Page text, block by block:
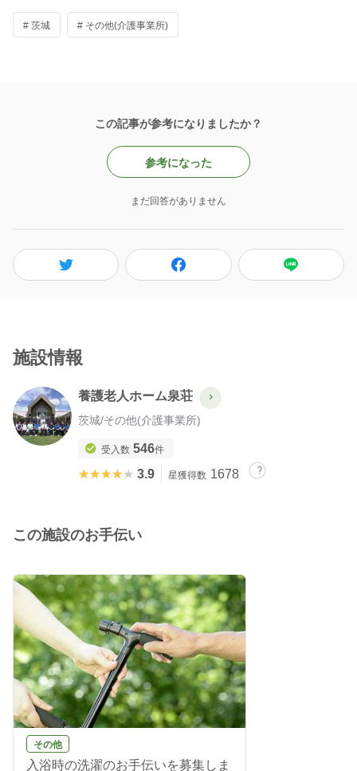
# 茨城 # その他(介護事業所)
この記事が参考になりましたか？
参考になった
まだ回答がありません
施設情報
養護老人ホーム泉荘
茨城/その他(介護事業所)
受入数 546件
★★★★★
★★★★★ 3.9 星獲得数 1678
この施設のお手伝い
その他
入浴時の洗濯のお手伝いを募集しま